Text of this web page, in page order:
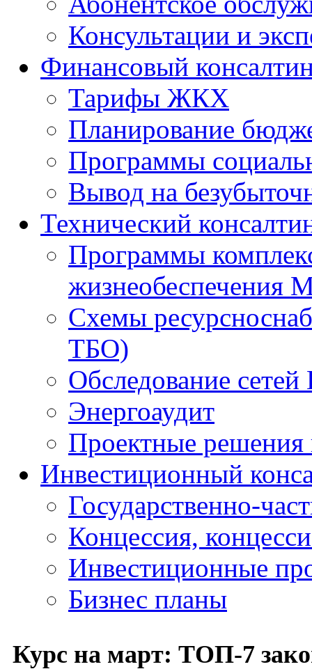
Консультации и
Финансовый
Тарифы ЖКХ
Планирование
Программы
Вывод на
Технический
Программы
жизнеобеспечения
Схемы
ТБО)
Обследование
Энергоаудит
Проектные решения
Инвестиционный
Государственно-
Концессия,
Инвестиционные
Бизнес планы
Курс на март: ТОП-7